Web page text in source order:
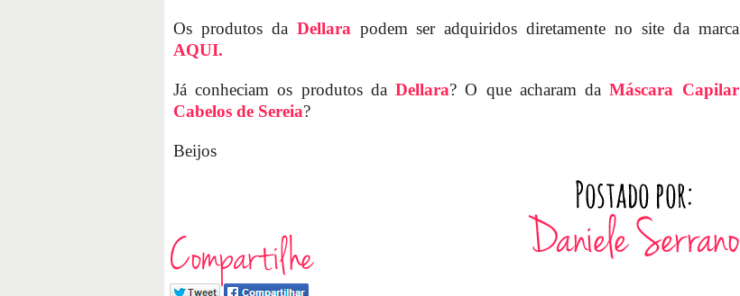
Os produtos da Dellara podem ser adquiridos diretamente no site da marca
AQUI.
Já conheciam os produtos daDellara? O que acharam daMáscara Capilar
Cabelos de Sereia?
Beijos
Compartilhe